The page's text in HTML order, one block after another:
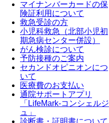
マイナンバーカードの保
険証利用について
救急受診の方
小児科救急（北部小児初
期急病センター併設）
がん検診について
予防接種のご案内
セカンドオピニオンにつ
いて
医療費のお支払い
通院サポートアプリ
「LifeMark-コンシェルジ
ュ」